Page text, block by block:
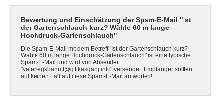
Bewertung und Einschätzung der Spam-E-Mail "Ist
der Gartenschlauch kurz? Wähle 60 m lange
Hochdruck-Gartenschlauch"
Die Spam-E-Mail mit dem Betreff "Ist der Gartenschlauch kurz?
Wähle 60 m lange Hochdruck-Gartenschlauch" ist eine typische
Spam-E-Mail und wird von Absender
"valeriegkbanmf@gitikasganj.info" versendet. Empfänger sollten
auf keinen Fall auf diese Spam-E-Mail antworten!